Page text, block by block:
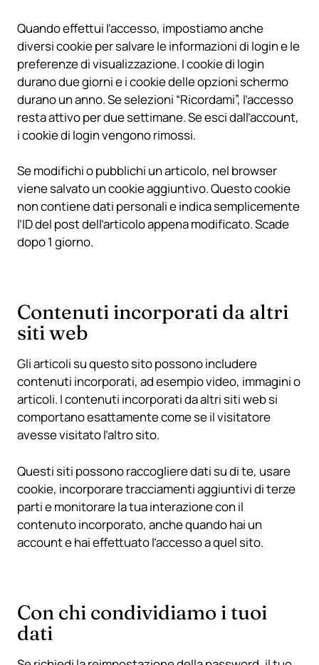
Quando effettui l’accesso, impostiamo anche
diversi cookie per salvare le informazioni di login e le
preferenze di visualizzazione. I cookie di login
durano due giorni e i cookie delle opzioni schermo
durano un anno. Se selezioni “Ricordami”, l’accesso
resta attivo per due settimane. Se esci dall’account,
i cookie di login vengono rimossi.
Se modifichi o pubblichi un articolo, nel browser
viene salvato un cookie aggiuntivo. Questo cookie
non contiene dati personali e indica semplicemente
l’ID del post dell’articolo appena modificato. Scade
dopo 1 giorno.
Contenuti incorporati da altri
siti web
Gli articoli su questo sito possono includere
contenuti incorporati, ad esempio video, immagini o
articoli. I contenuti incorporati da altri siti web si
comportano esattamente come se il visitatore
avesse visitato l’altro sito.
Questi siti possono raccogliere dati su di te, usare
cookie, incorporare tracciamenti aggiuntivi di terze
parti e monitorare la tua interazione con il
contenuto incorporato, anche quando hai un
account e hai effettuato l’accesso a quel sito.
Con chi condividiamo i tuoi
dati